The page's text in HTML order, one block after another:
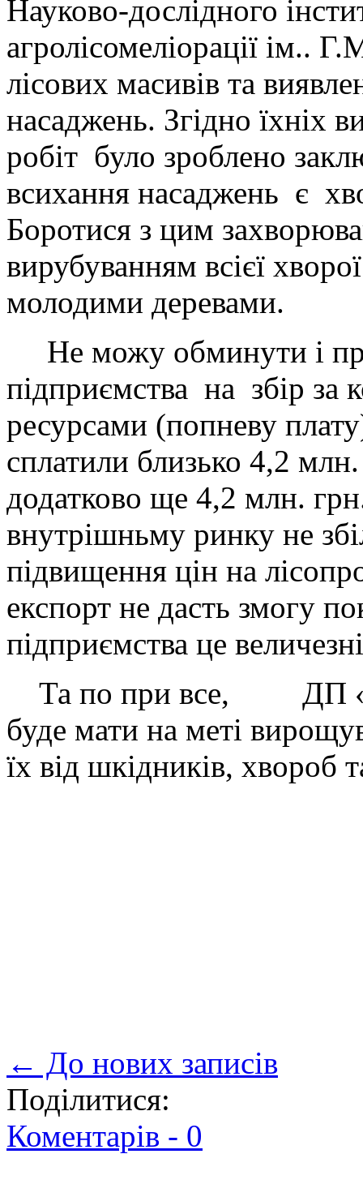
Науково-дослідного
агролісомеліорації ім..
лісових масивів та
насаджень. Згідно їхніх
робіт було зроблено
всихання насаджень є
Боротися з цим
вирубуванням всієї
молодими деревами.
Не можу обминути і
підприємства на збір за
ресурсами (попневу
сплатили близько 4,2
додатково ще 4,2 млн.
внутрішньму ринку не
підвищення цін на
експорт не дасть змогу
підприємства це
Та по при все, ДП
буде мати на меті
їх від шкідників, хвороб
← До нових записів
Поділитися:
Коментарів - 0